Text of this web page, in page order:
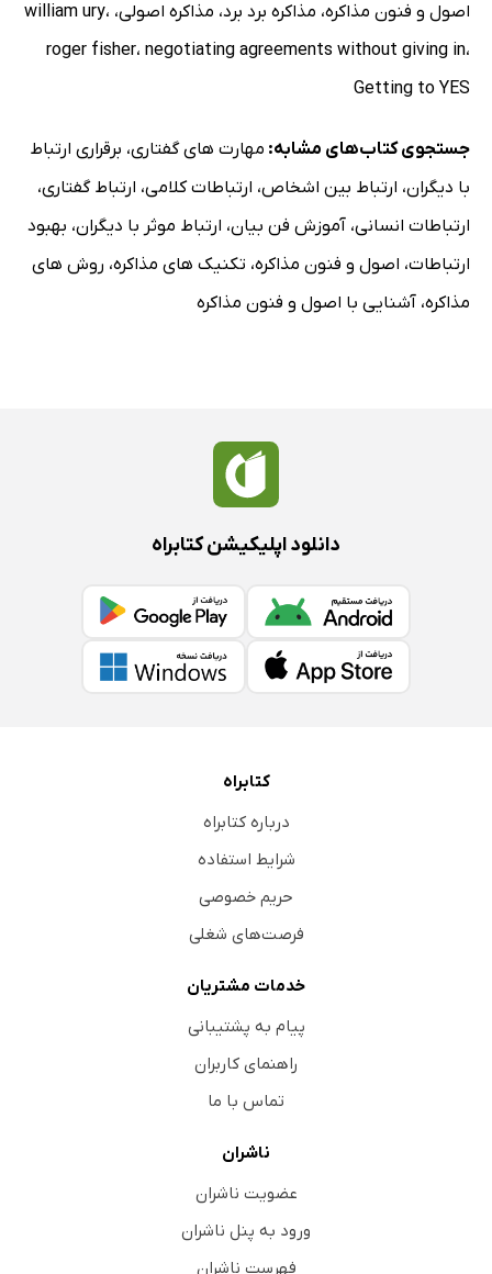
اصول و فنون مذاکره، مذاکره برد برد، مذاکره اصولی، william ury،
roger fisher، negotiating agreements without giving in،
Getting to YES
جستجوی کتاب‌های مشابه: مهارت های گفتاری، برقراری ارتباط
با دیگران، ارتباط بین اشخاص، ارتباطات کلامی، ارتباط گفتاری،
ارتباطات انسانی، آموزش فن بیان، ارتباط موثر با دیگران، بهبود
ارتباطات، اصول و فنون مذاکره، تکنیک های مذاکره، روش های
مذاکره، آشنایی با اصول و فنون مذاکره
دانلود اپلیکیشن کتابراه
کتابراه
درباره کتابراه
شرایط استفاده
حریم خصوصی
فرصت‌های شغلی
خدمات مشتریان
پیام به پشتیبانی
راهنمای کاربران
تماس با ما
ناشران
عضویت ناشران
ورود به پنل ناشران
فهرست ناشران